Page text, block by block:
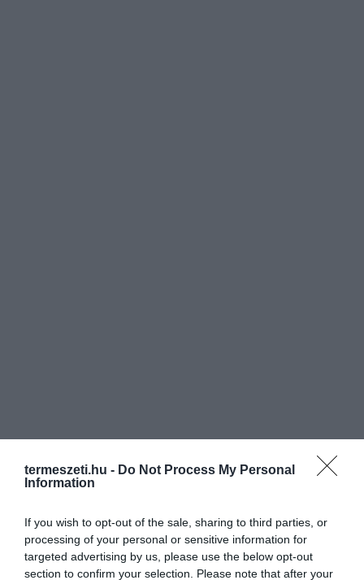
termeszeti.hu - Do Not Process My Personal
Information
If you wish to opt-out of the sale, sharing to third parties, or
processing of your personal or sensitive information for
targeted advertising by us, please use the below opt-out
section to confirm your selection. Please note that after your